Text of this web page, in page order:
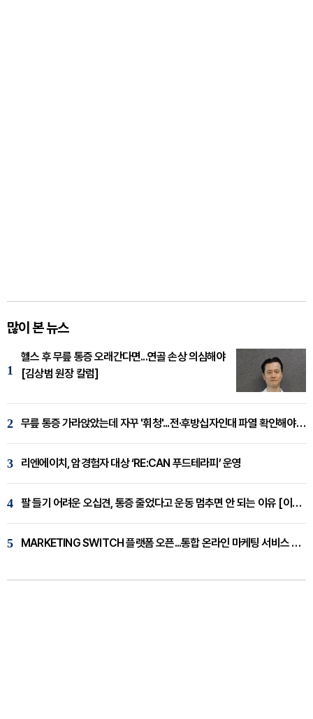
많이 본 뉴스
1
헬스 후 무릎 통증 오래간다면...연골 손상 의심해야
[김상범 원장 칼럼]
2 무릎 통증 가라앉았는데 자꾸 '휘청'...전·후방십자인대 파열 확인해야 [곽우경 원장 칼럼]
3 리엔에이치, 암경험자 대상 ‘RE:CAN 푸드테라피’ 운영
4 팔 들기 어려운 오십견, 통증 줄었다고 운동 멈추면 안 되는 이유 [이병욱 원장 칼럼]
5 MARKETING SWITCH 플랫폼 오픈...통합 온라인 마케팅 서비스 확대